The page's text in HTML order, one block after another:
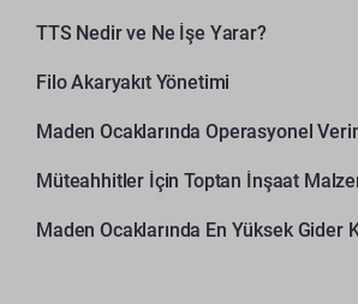
TTS Nedir ve Ne İşe Yarar?
Filo Akaryakıt Yönetimi